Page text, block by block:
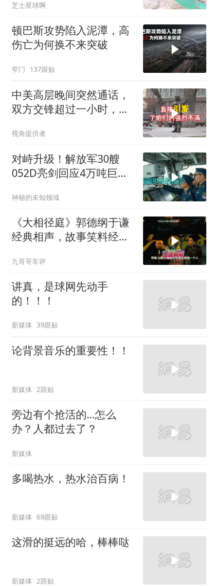
芝士星球啊
顿巴斯攻势陷入泥潭，高
伤亡为何换不来突破
窄门 137跟贴
中美高层晚间突然通话，
双方交锋超过一小时，美
视角提供者
对峙升级！解放军30艘
052D亮剑回应4万吨巨舰
神秘的未知领域
《大相径庭》郭德纲于谦
经典相声，故事笑料经典
九哥哥车评
讲真，是球网先动手
的！！！
新媒体 39跟贴
论背景音乐的重要性！！
新媒体 2跟贴
旁边有个抢活的…怎么
办？人都过去了？
新媒体
多喝热水，热水治百病！
新媒体 69跟贴
这滑的挺远的哈，棒棒哒
新媒体 2跟贴